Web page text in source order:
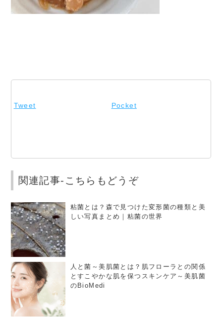
Tweet Pocket
関連記事-こちらもどうぞ
粘菌とは？森で見つけた変形菌の種類と美
しい写真まとめ｜粘菌の世界
人と菌～美肌菌とは？肌フローラとの関係
とすこやかな肌を保つスキンケア～美肌菌
のBioMedi